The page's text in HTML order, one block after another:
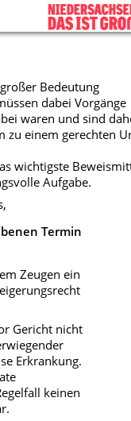
Bedeutung
dabei Vorgänge
waren und sind
zu einem gerechten
wichtigste
Aufgabe.
Termin
Zeugen ein
Gericht nicht
Erkrankung.
keinen